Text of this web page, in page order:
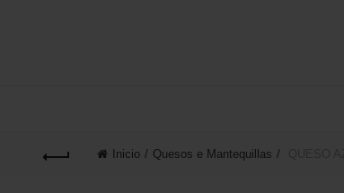
Inicio Quesos e Mantequillas